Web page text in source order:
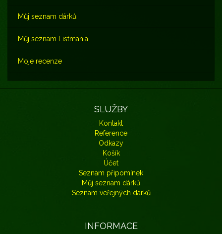
Můj seznam dárků
Můj seznam Listmania
Moje recenze
SLUŽBY
Kontakt
Reference
Odkazy
Košík
Účet
Seznam připomínek
Můj seznam dárků
Seznam veřejných dárků
INFORMACE